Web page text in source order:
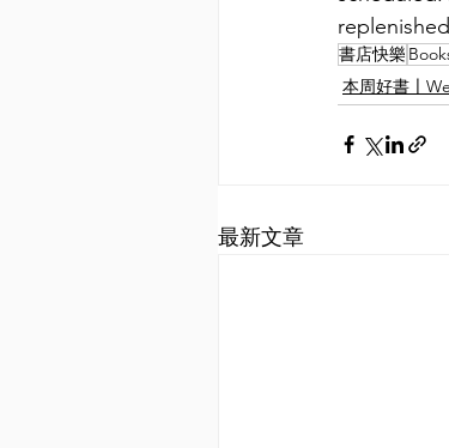
書店快樂
本周好書〡
最新文章